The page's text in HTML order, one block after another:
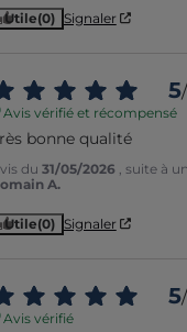
Utile(0) Signaler
5/
Avis vérifié et récompensé
bonne qualité
du 31/05/2026
, suite à
A.
Utile(0) Signaler
5/
Avis vérifié